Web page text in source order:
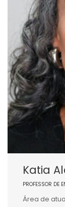
Katia
PROFESSOR DE
Área de